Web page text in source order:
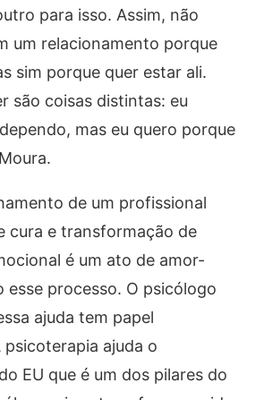
para isso. Assim, não
um relacionamento porque
sim porque quer estar ali.
são coisas distintas: eu
mas eu quero porque
de um profissional
cura e transformação de
é um ato de amor-
esse processo. O psicólogo
ajuda tem papel
psicoterapia ajuda o
EU que é um dos pilares do